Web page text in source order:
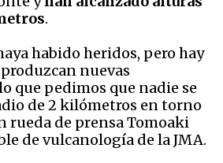
.
habido heridos, pero hay
nuevas
que pedimos que nadie se
de 2 kilómetros en torno
rueda de prensa Tomoaki
de vulcanología de la JMA.